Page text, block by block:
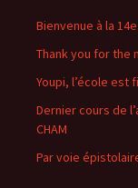
Bienvenue à la
Thank you for the
Youpi, l’école est
Dernier cours de
CHAM
Par voie